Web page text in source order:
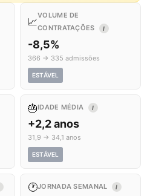
📈
VOLUME DE
CONTRATAÇÕES
I
-8,5%
366 → 335 admissões
ESTÁVEL
🎂IDADE MÉDIA I
+2,2 anos
31,9 → 34,1 anos
ESTÁVEL
🕐JORNADA SEMANAL I